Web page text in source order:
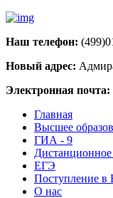
Наш телефон:
Новый адрес:
Электронная почта:
Главная
Высшее
ГИА - 9
Дистанционное
ЕГЭ
Поступление в
О нас